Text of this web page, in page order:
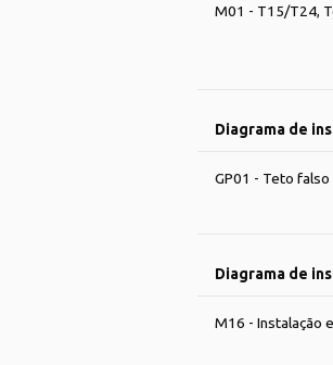
M01 - T15/T24,
Diagrama de
GP01 - Teto falso
Diagrama de
M16 - Instalação